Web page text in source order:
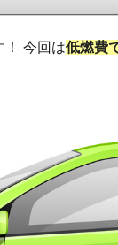
！ 今回は低燃費